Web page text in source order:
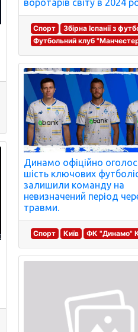
воротарів світу в 2024
Спорт
Збірна Іспанії з
Футбольний клуб "Манчестер
Динамо офіційно
шість ключових
залишили команду на
невизначений період
травми.
Спорт Київ ФК "Динамо"